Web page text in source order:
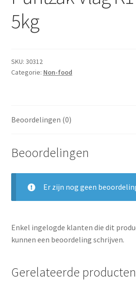
Dranken
Droge Kruidenierswaren
Frites
Maaltijden Diepvries
5kg
SKU: 30312
Categorie: Non-food
Beoordelingen (0)
Beoordelingen
Er zijn nog geen
Enkel ingelogde klanten die dit
kunnen een beoordeling schrijven.
Gerelateerde producten